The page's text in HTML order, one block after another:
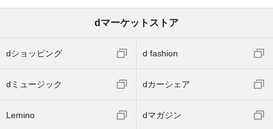
dマーケットストア
dショッピング d fashion
dミュージック dカーシェア
Lemino dマガジン